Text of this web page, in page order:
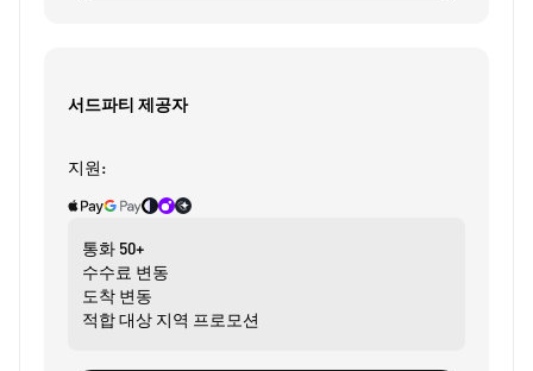
서드파티 제공자
지원:
통화 50+
수수료 변동
도착 변동
적합 대상 지역 프로모션